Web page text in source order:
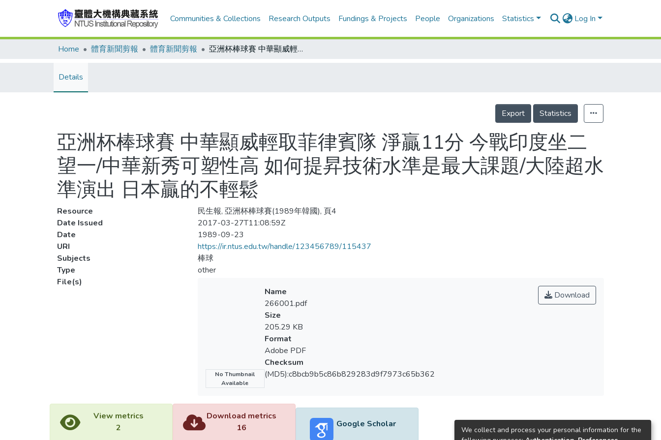
Communities & Collections Research Outputs Fundings & Projects People Organizations Statistics Log In
Home 體育新聞剪報 體育新聞剪報 亞洲杯棒球賽 中華顯威輕取菲律賓隊 淨贏11分 今戰印度坐二望一/中華新秀可塑性高 如何提昇技術水準是最大課題/大陸超水準演出 日本贏的不輕鬆
Details
Export Statistics
亞洲杯棒球賽 中華顯威輕取菲律賓隊 淨贏11分 今戰印度坐二
望一/中華新秀可塑性高 如何提昇技術水準是最大課題/大陸超水
準演出 日本贏的不輕鬆
Resource
民生報, 亞洲杯棒球賽(1989年韓國), 頁4
Date Issued
2017-03-27T11:08:59Z
Date
1989-09-23
URI
https://ir.ntus.edu.tw/handle/123456789/115437
Subjects
棒球
Type
other
File(s)
No Thumbnail
Available
Download
Name
266001.pdf
Size
205.29 KB
Format
Adobe PDF
Checksum
(MD5):c8bcb9b5c86b829283d9f7973c65b362
View metrics
2
Download metrics
16
Google Scholar
We collect and process your personal information for the